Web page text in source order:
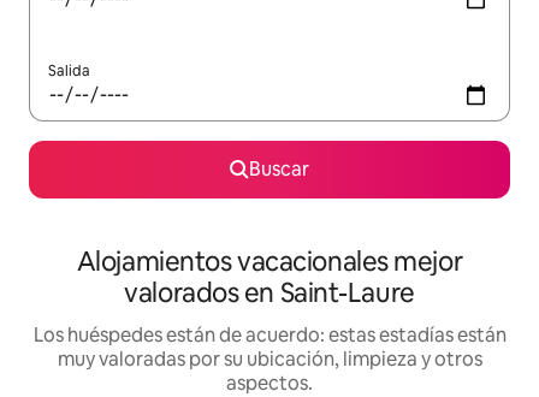
Salida
Buscar
Alojamientos vacacionales mejor
valorados en Saint-Laure
Los huéspedes están de acuerdo: estas estadías están
muy valoradas por su ubicación, limpieza y otros
aspectos.